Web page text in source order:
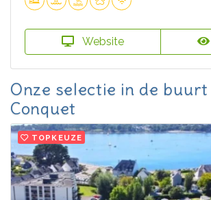
Website
Onze selectie in de buurt
Conquet
TOPKEUZE